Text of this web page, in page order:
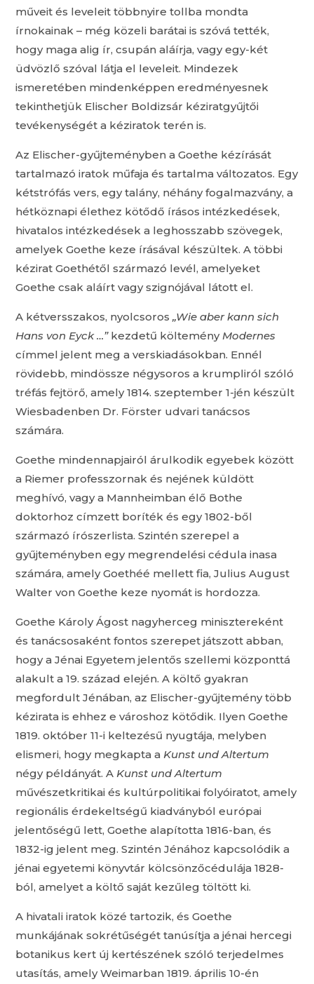
műveit és leveleit többnyire tollba mondta
írnokainak – még közeli barátai is szóvá tették,
hogy maga alig ír, csupán aláírja, vagy egy-két
üdvözlő szóval látja el leveleit. Mindezek
ismeretében mindenképpen eredményesnek
tekinthetjük Elischer Boldizsár kéziratgyűjtői
tevékenységét a kéziratok terén is.
Az Elischer-gyűjteményben a Goethe kézírását
tartalmazó iratok műfaja és tartalma változatos. Egy
kétstrófás vers, egy talány, néhány fogalmazvány, a
hétköznapi élethez kötődő írásos intézkedések,
hivatalos intézkedések a leghosszabb szövegek,
amelyek Goethe keze írásával készültek. A többi
kézirat Goethétől származó levél, amelyeket
Goethe csak aláírt vagy szignójával látott el.
A kétversszakos, nyolcsoros„Wie aber kann sich
Hans von Eyck …”kezdetű költemény Modernes
címmel jelent meg a verskiadásokban. Ennél
rövidebb, mindössze négysoros a krumpliról szóló
tréfás fejtörő, amely 1814. szeptember 1-jén készült
Wiesbadenben Dr. Förster udvari tanácsos
számára.
Goethe mindennapjairól árulkodik egyebek között
a Riemer professzornak és nejének küldött
meghívó, vagy a Mannheimban élő Bothe
doktorhoz címzett boríték és egy 1802-ből
származó írószerlista. Szintén szerepel a
gyűjteményben egy megrendelési cédula inasa
számára, amely Goethéé mellett fia, Julius August
Walter von Goethe keze nyomát is hordozza.
Goethe Károly Ágost nagyherceg minisztereként
és tanácsosaként fontos szerepet játszott abban,
hogy a Jénai Egyetem jelentős szellemi központtá
alakult a 19. század elején. A költő gyakran
megfordult Jénában, az Elischer-gyűjtemény több
kézirata is ehhez e városhoz kötődik. Ilyen Goethe
1819. október 11-i keltezésű nyugtája, melyben
elismeri, hogy megkapta a Kunst und Altertum
négy példányát. A Kunst und Altertum
művészetkritikai és kultúrpolitikai folyóiratot, amely
regionális érdekeltségű kiadványból európai
jelentőségű lett, Goethe alapította 1816-ban, és
1832-ig jelent meg. Szintén Jénához kapcsolódik a
jénai egyetemi könyvtár kölcsönzőcédulája 1828-
ból, amelyet a költő saját kezűleg töltött ki.
A hivatali iratok közé tartozik, és Goethe
munkájának sokrétűségét tanúsítja a jénai hercegi
botanikus kert új kertészének szóló terjedelmes
utasítás, amely Weimarban 1819. április 10-én